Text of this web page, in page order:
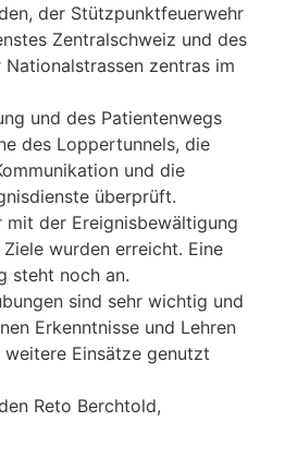
der Stützpunktfeuerwehr
Zentralschweiz und des
zentras im
und des Patientenwegs
des Loppertunnels, die
und die
überprüft.
mit der Ereignisbewältigung
wurden erreicht. Eine
steht noch an.
sind sehr wichtig und
Erkenntnisse und Lehren
Einsätze genutzt
Reto Berchtold,